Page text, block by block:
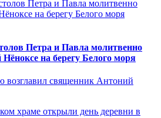
Петра и Павла молитвенно
на берегу Белого моря
возглавил священник Антоний